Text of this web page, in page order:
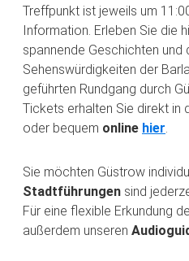
Treffpunkt ist jeweils um
Information. Erleben Sie die
spannende Geschichten und
Sehenswürdigkeiten der
geführten Rundgang durch
Tickets erhalten Sie direkt in
oder bequem online hier
Sie möchten Güstrow
Stadtführungen sind
Für eine flexible Erkundung
außerdem unseren